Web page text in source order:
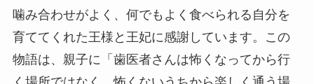
噛み合わせがよく、何でもよく食べられる自分を
育ててくれた王様と王妃に感謝しています。この
物語は、親子に「歯医者さんは怖くなってから行